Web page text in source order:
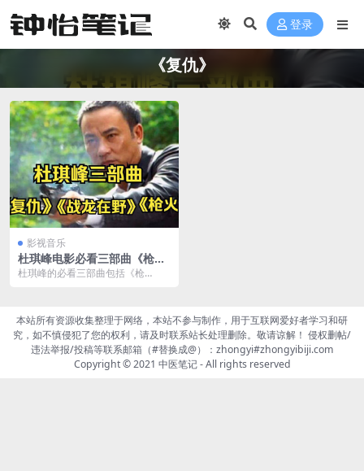
登录
《复仇》
影视音乐
杜琪峰电影必看三部曲《枪
火》《放逐》《复仇》阿里云
‌杜琪峰的必看三部曲包括‌《枪
本站所有资源收集整理于网络，本站不参与制作，用于互联网爱好者学习和研
究，如不慎侵犯了您的权利，请及时联系站长处理删除。敬请谅解！ 侵权删帖/
违法举报/投稿等联系邮箱（#替换成@）：zhongyi#zhongyibiji.com
Copyright © 2021 中医笔记- All rights reserved